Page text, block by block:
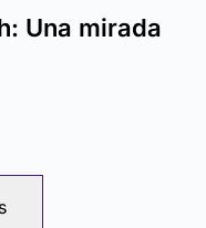
Una mirada